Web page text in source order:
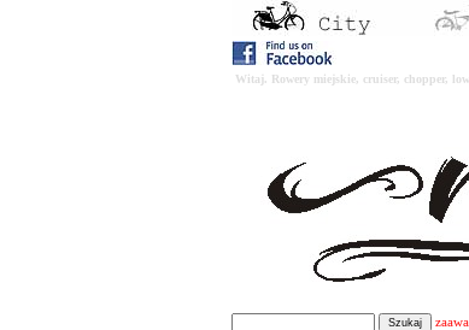
Witaj. Rowery miejskie, cruiser, chopper,